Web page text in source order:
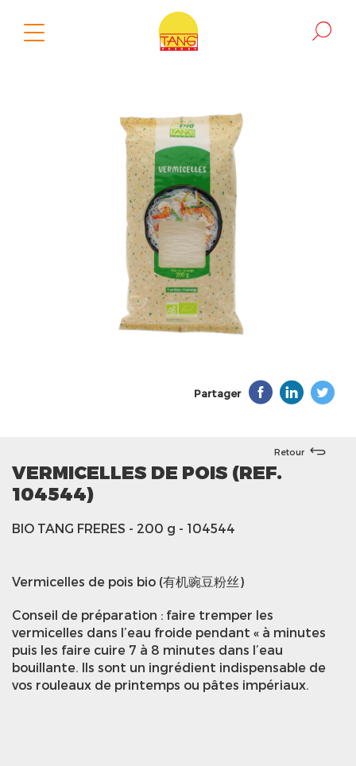
Partager
Retour
VERMICELLES DE POIS (REF.
104544)
BIO TANG FRERES - 200 g - 104544
Vermicelles de pois bio (有机豌豆粉丝)
Conseil de préparation : faire tremper les
vermicelles dans l’eau froide pendant « à minutes
puis les faire cuire 7 à 8 minutes dans l’eau
bouillante. Ils sont un ingrédient indispensable de
vos rouleaux de printemps ou pâtes impériaux.